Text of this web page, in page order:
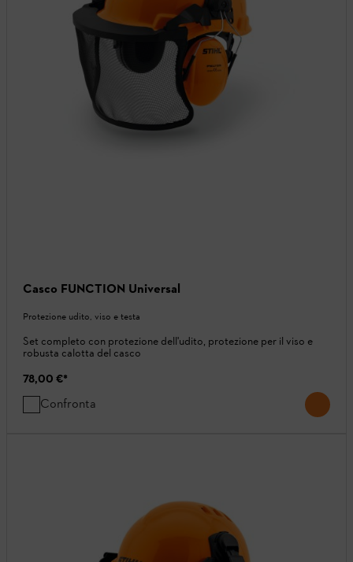
Casco FUNCTION Universal
Protezione udito, viso e testa
Set completo con protezione dell'udito, protezione per il viso e
robusta calotta del casco
78,00 €*
Confronta